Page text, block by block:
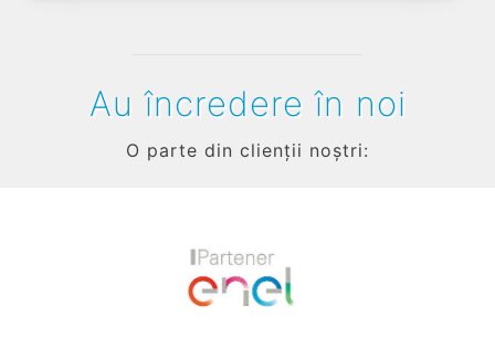
Au încredere în noi
O parte din clienții noștri: